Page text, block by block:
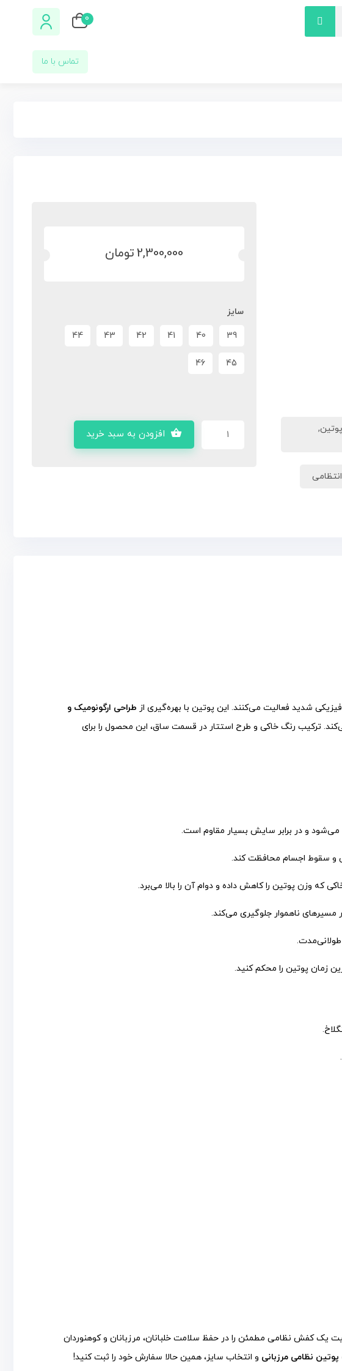
0
تماس با ما
,
2,300,000تومان
سایز
39
40
41
42
43
44
45
46
افزودن به سبد خرید
شدید فعالیت می‌کنند. این پوتین با بهره‌گیری از طراحی ارگونومیک و
ترکیب رنگ خاکی و طرح استتار در قسمت ساق، این محصول را برای
می‌شود و در برابر سایش بسیار مقاوم است.
و سقوط اجسام محافظت کند.
که وزن پوتین را کاهش داده و دوام آن را بالا می‌برد.
مسیرهای ناهموار جلوگیری می‌کند.
طولانی‌مدت.
زمان پوتین را محکم کنید.
یک کفش نظامی مطمئن را در حفظ سلامت خلبانان، مرزبانان و کوهنوردان
نظامی مرزبانی و انتخاب سایز، همین حالا سفارش خود را ثبت کنید!